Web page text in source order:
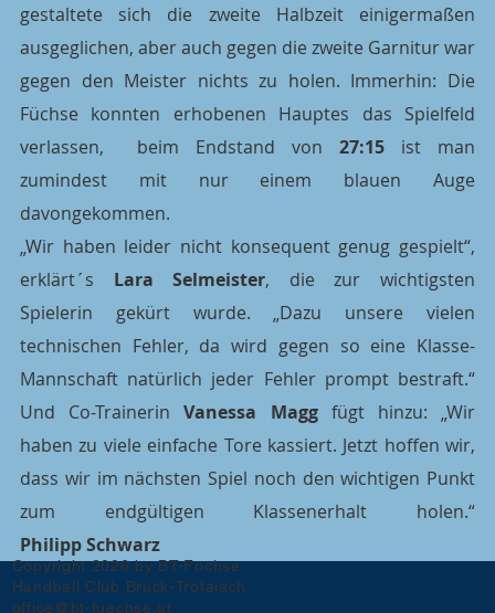
gestaltete sich die zweite Halbzeit einigermaßen
ausgeglichen, aber auch gegen die zweite Garnitur war
gegen den Meister nichts zu holen. Immerhin: Die
Füchse konnten erhobenen Hauptes das Spielfeld
verlassen,  beim Endstand von 27:15 ist man
zumindest mit nur einem blauen Auge
davongekommen.
„Wir haben leider nicht konsequent genug gespielt“,
erklärt´s Lara Selmeister, die zur wichtigsten
Spielerin gekürt wurde. „Dazu unsere vielen
technischen Fehler, da wird gegen so eine Klasse-
Mannschaft natürlich jeder Fehler prompt bestraft.“
Und Co-Trainerin Vanessa Magg fügt hinzu: „Wir
haben zu viele einfache Tore kassiert. Jetzt hoffen wir,
dass wir im nächsten Spiel noch den wichtigen Punkt
Philipp Schwarz
Copyright 2026 by BT-Füchse
Handball Club Bruck-Trofaiach
office@bt-fuechse.at